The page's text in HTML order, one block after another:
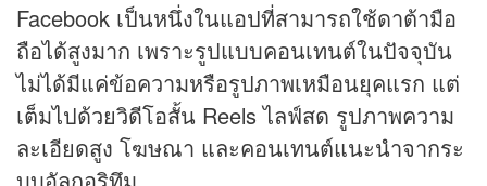
Facebook เป็นหนึ่งในแอปที่สามารถใช้ดาต้ามือ
ถือได้สูงมาก เพราะรูปแบบคอนเทนต์ในปัจจุบัน
ไม่ได้มีแค่ข้อความหรือรูปภาพเหมือนยุคแรก แต่
เต็มไปด้วยวิดีโอสั้น Reels ไลฟ์สด รูปภาพความ
ละเอียดสูง โฆษณา และคอนเทนต์แนะนำจากระ
บบอัลกอริทึม